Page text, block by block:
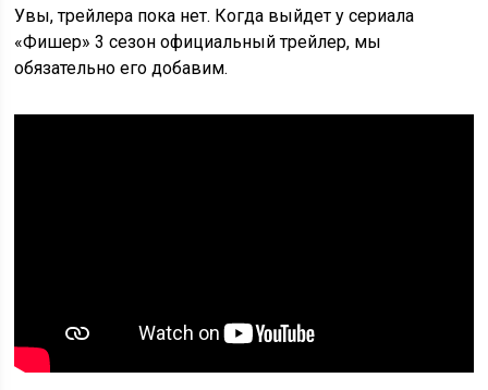
Увы, трейлера пока нет. Когда выйдет у сериала
«Фишер» 3 сезон официальный трейлер, мы
обязательно его добавим.